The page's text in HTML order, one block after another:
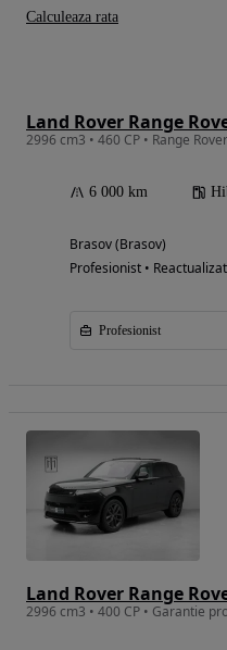
6 000 km
Brasov (Brasov)
Profesionist • Reactualizat
Profesionist
Calculeaza rata